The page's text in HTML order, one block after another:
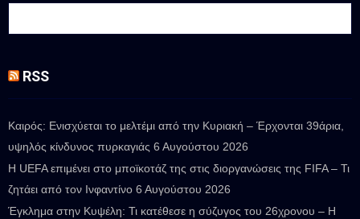
RSS
Καιρός: Ενισχύεται το μελτέμι από την Κυριακή – Έρχονται 39άρια,
υψηλός κίνδυνος πυρκαγιάς 6 Αυγούστου 2026
Η UEFA επιμένει στο μποϊκοτάζ της στις διοργανώσεις της FIFA – Τι
ζητάει από τον Ινφαντίνο 6 Αυγούστου 2026
Έγκλημα στην Κυψέλη: Τι κατέθεσε η σύζυγος του 26χρονου – Η